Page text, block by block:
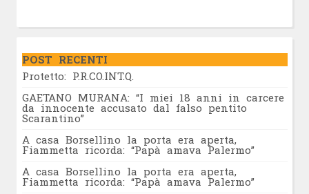
POST RECENTI
Protetto: P.R.CO.INT.Q.
GAETANO MURANA: “I miei 18 anni in carcere
da innocente accusato dal falso pentito
Scarantino”
A casa Borsellino la porta era aperta,
Fiammetta ricorda: “Papà amava Palermo”
A casa Borsellino la porta era aperta,
Fiammetta ricorda: “Papà amava Palermo”